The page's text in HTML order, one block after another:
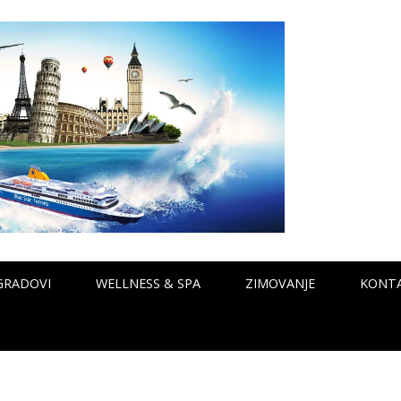
WELLNESS & SPA ZIMOVANJE